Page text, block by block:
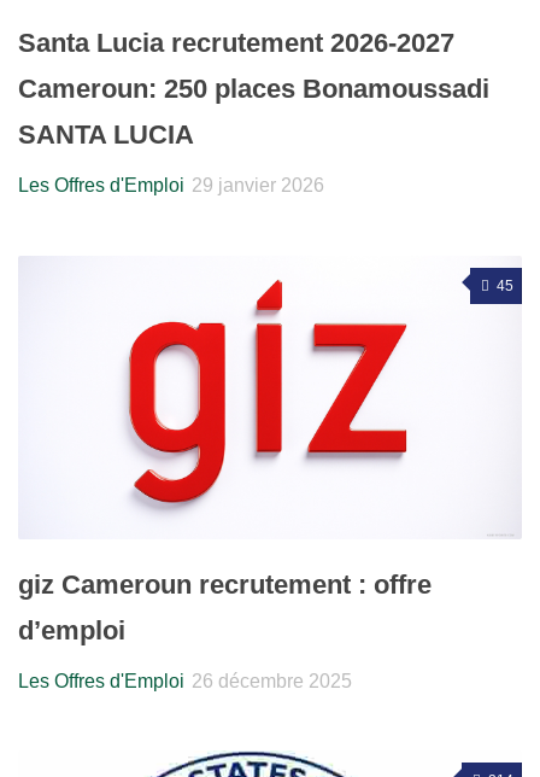
Santa Lucia recrutement 2026-2027
Cameroun: 250 places Bonamoussadi
SANTA LUCIA
Les Offres d'Emploi 29 janvier 2026
45
giz Cameroun recrutement : offre
d’emploi
Les Offres d'Emploi 26 décembre 2025